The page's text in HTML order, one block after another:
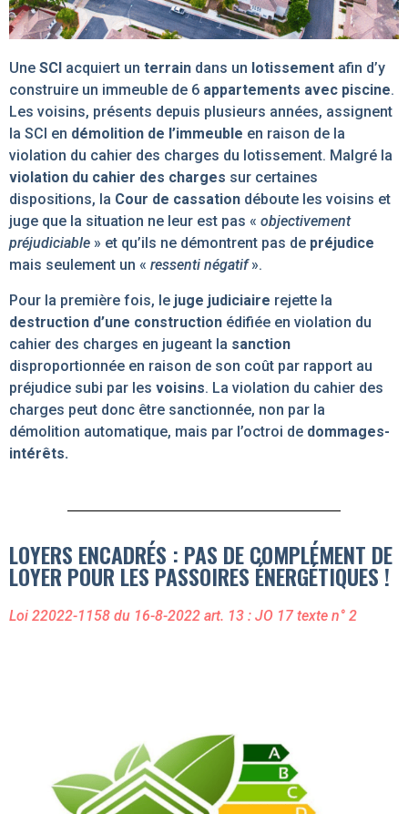
Une SCI acquiert un terrain dans un lotissement afin d’y
construire un immeuble de 6 appartements avec piscine.
Les voisins, présents depuis plusieurs années, assignent
la SCI en démolition de l’immeuble en raison de la
violation du cahier des charges du lotissement. Malgré la
violation du cahier des charges sur certaines
dispositions, la Cour de cassation déboute les voisins et
juge que la situation ne leur est pas « objectivement
préjudiciable » et qu’ils ne démontrent pas de préjudice
mais seulement un « ressenti négatif».
Pour la première fois, le juge judiciaire rejette la
destruction d’une construction édifiée en violation du
cahier des charges en jugeant la sanction
disproportionnée en raison de son coût par rapport au
préjudice subi par les voisins. La violation du cahier des
charges peut donc être sanctionnée, non par la
démolition automatique, mais par l’octroi de dommages-
intérêts.
LOYERS ENCADRÉS : PAS DE COMPLÉMENT DE
LOYER POUR LES PASSOIRES ÉNERGÉTIQUES !
Loi 22022-1158 du 16-8-2022 art. 13 : JO 17 texte n° 2